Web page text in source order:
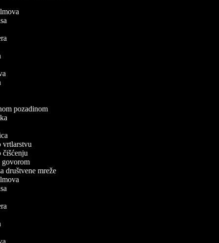
pozadinom
vrtlarstvu
čišćenju
govorom
društvene mreže